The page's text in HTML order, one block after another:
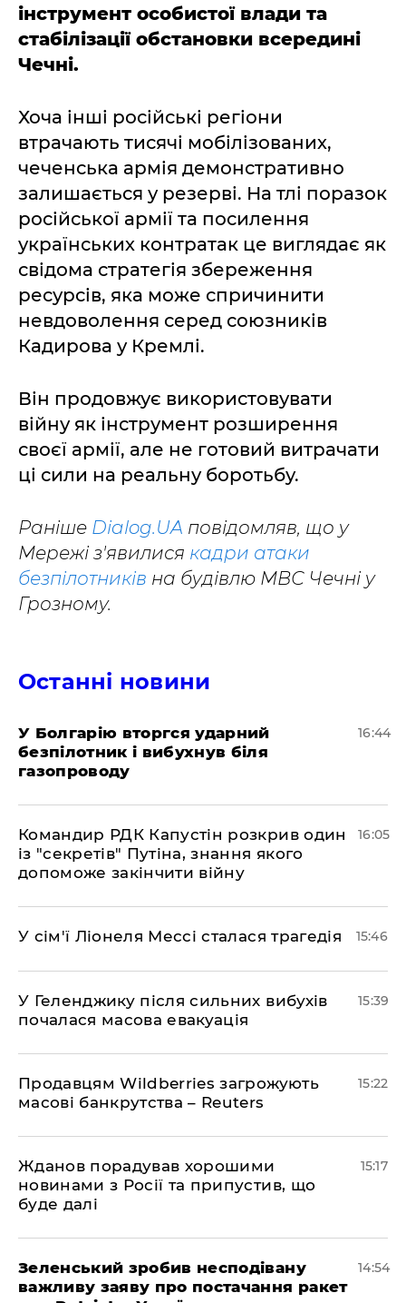
інструмент особистої влади та
стабілізації обстановки всередині
Чечні.
Хоча інші російські регіони
втрачають тисячі мобілізованих,
чеченська армія демонстративно
залишається у резерві. На тлі поразок
російської армії та посилення
українських контратак це виглядає як
свідома стратегія збереження
ресурсів, яка може спричинити
невдоволення серед союзників
Кадирова у Кремлі.
Він продовжує використовувати
війну як інструмент розширення
своєї армії, але не готовий витрачати
ці сили на реальну боротьбу.
Раніше Dialog.UA повідомляв, що у
Мережі з'явилися кадри атаки
безпілотників на будівлю МВС Чечні у
Грозному.
Останні новини
У Болгарію вторгся ударний
безпілотник і вибухнув біля
газопроводу
16:44
Командир РДК Капустін розкрив один
із "секретів" Путіна, знання якого
допоможе закінчити війну
16:05
У сім'ї Ліонеля Мессі сталася трагедія 15:46
У Геленджику після сильних вибухів
почалася масова евакуація
15:39
Продавцям Wildberries загрожують
масові банкрутства – Reuters
15:22
Жданов порадував хорошими
новинами з Росії та припустив, що
буде далі
15:17
Зеленський зробив несподівану
важливу заяву про постачання ракет
14:54